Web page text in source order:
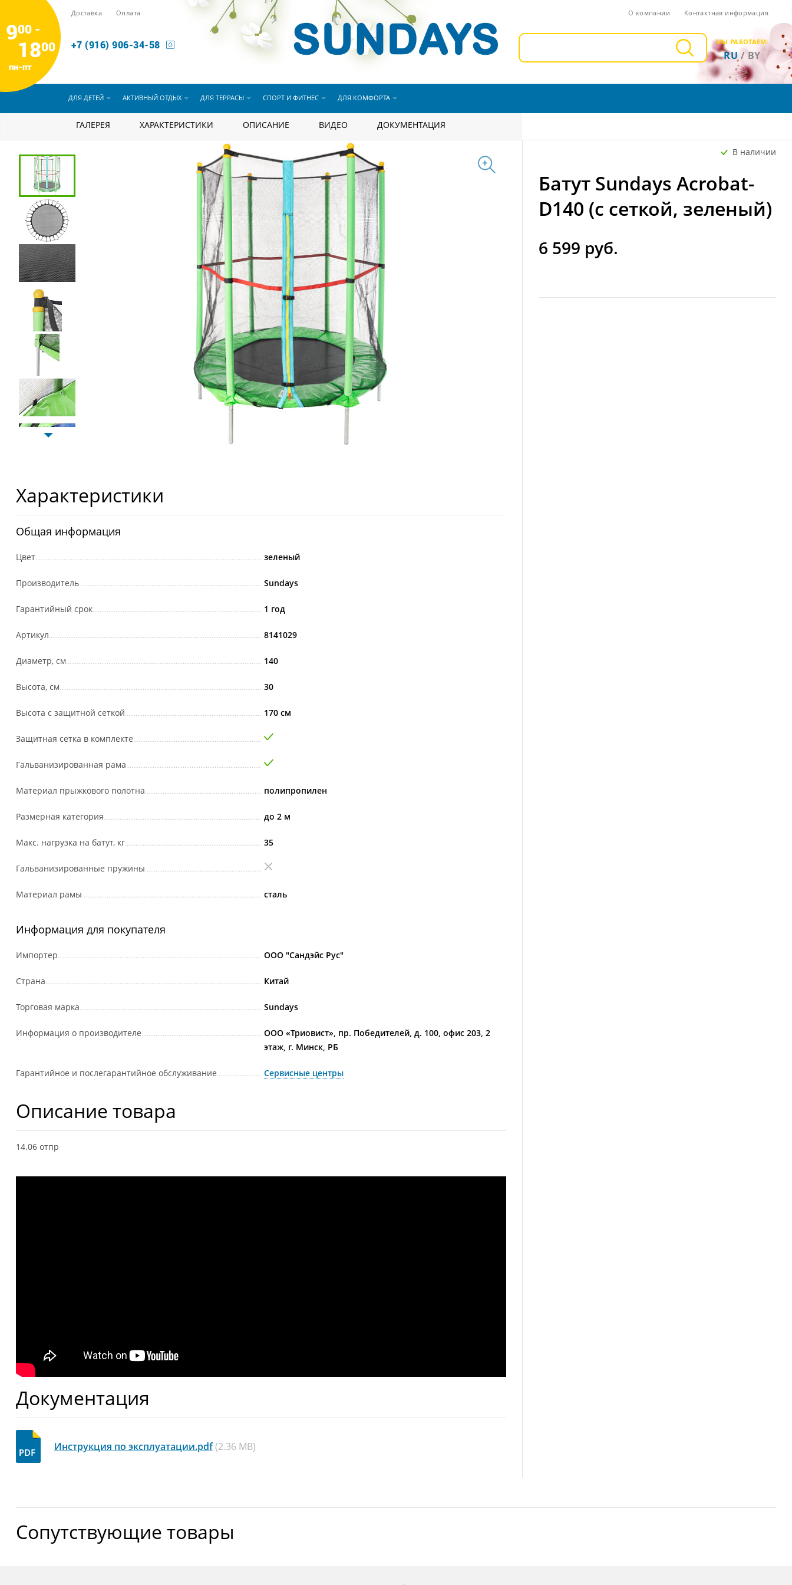
900 -
1800
пн-пт
Доставка Оплата О компании Контактная информация
+7 (916) 906-34-58 МЫ РАБОТАЕМ:
RU/ BY
ДЛЯ ДЕТЕЙ АКТИВНЫЙ ОТДЫХ ДЛЯ ТЕРРАСЫ СПОРТ И ФИТНЕС ДЛЯ КОМФОРТА
Для детей Батуты Батут Sundays Acrobat-D140 (с сеткой, зеленый)
В наличии
Батут Sundays Acrobat-
D140 (с сеткой, зеленый)
6 599 руб.
ГАЛЕРЕЯ ХАРАКТЕРИСТИКИ ОПИСАНИЕ ВИДЕО ДОКУМЕНТАЦИЯ
Характеристики
Общая информация
Цвет зеленый
Производитель Sundays
Гарантийный срок 1 год
Артикул 8141029
Диаметр, см 140
Высота, см 30
Высота с защитной сеткой 170 см
Защитная сетка в комплекте
Гальванизированная рама
Материал прыжкового полотна полипропилен
Размерная категория до 2 м
Макс. нагрузка на батут, кг 35
Гальванизированные пружины
Материал рамы сталь
Информация для покупателя
Импортер ООО "Сандэйс Рус"
Страна Китай
Торговая марка Sundays
Информация о производителе
ООО «Триовист», пр. Победителей, д. 100, офис 203, 2
этаж, г. Минск, РБ
Гарантийное и послегарантийное обслуживание Сервисные центры
Описание товара
14.06 отпр
Документация
Инструкция по эксплуатации.pdf(2.36 MB)
Сопутствующие товары